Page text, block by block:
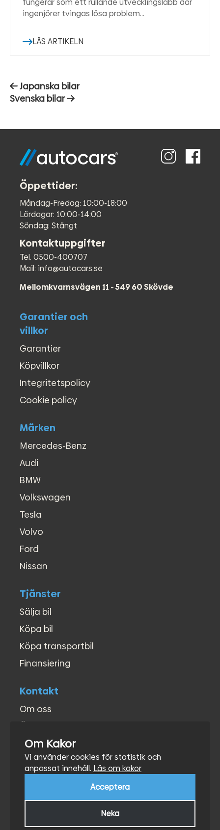
fungerar som ett rullande utvecklingslabb där
ingenjörer tvingas lösa problem…
LÄS ARTIKELN
Inläggsnavigering
Förra
inlägget:
Japanska bilar
Svenska bilar
Nästa
Öppettider:
Måndag-Fredag: 10:00-18:00
Lördagar: 10:00-14:00
Söndag: Stängt
Kontaktuppgifter
Tel. 0500-400707
Mail: info@autocars.se
Mellomkvarnsvägen 11 - 549 60 Skövde
Garantier och
villkor
Garantier
Köpvillkor
Integritetspolicy
Cookie policy
Märken
Mercedes-Benz
Audi
BMW
Volkswagen
Tesla
Volvo
Ford
Nissan
Tjänster
Sälja bil
Köpa bil
Köpa transportbil
Finansiering
Kontakt
Om oss
Kontakt
Hitta hit
©Autocars 2026 Hemsida av Tivala
Om Kakor
Vi använder cookies för statistik och
anpassat innehåll. Läs om kakor
Acceptera
Neka